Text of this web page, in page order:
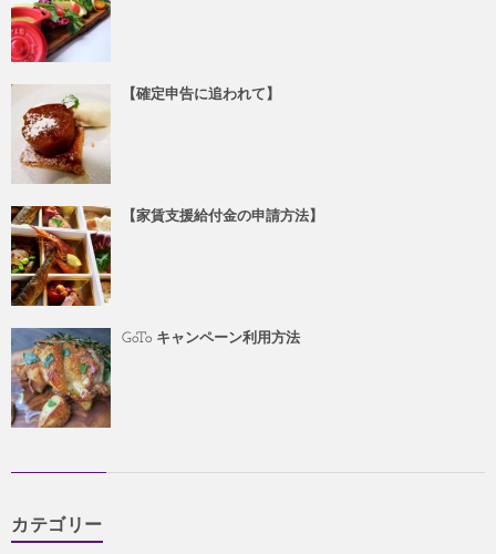
【確定申告に追われて】
【家賃支援給付金の申請方法】
GoTo キャンペーン利用方法
カテゴリー